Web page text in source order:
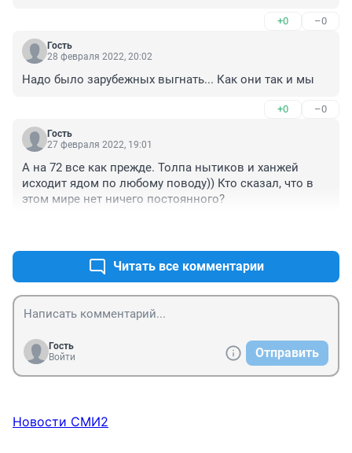
+0 –0
Гость
28 февраля 2022, 20:02
Надо было зарубежных выгнать... Как они так и мы
+0 –0
Гость
27 февраля 2022, 19:01
А на 72 все как прежде. Толпа нытиков и ханжей
исходит ядом по любому поводу)) Кто сказал, что в
этом мире нет ничего постоянного?
Читать все комментарии
Гость
Войти
Отправить
Новости СМИ2